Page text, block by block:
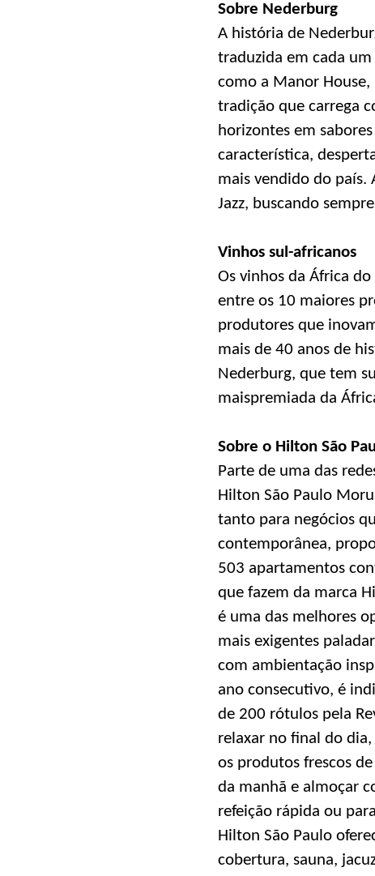
Sobre Nederburg
A história de
traduzida em cada
como a Manor
tradição que carrega
horizontes em
característica,
mais vendido do país.
Jazz, buscando
Vinhos sul-africanos
Os vinhos da África
entre os 10 maiores
produtores que
mais de 40 anos de
Nederburg, que tem
maispremiada da
Sobre o Hilton São
Parte de uma das
Hilton São Paulo
tanto para negócios
contemporânea,
503 apartamentos
que fazem da marca
é uma das melhores
mais exigentes
com ambientação
ano consecutivo, é
de 200 rótulos pela
relaxar no final do
os produtos frescos
da manhã e almoçar
refeição rápida ou
Hilton São Paulo
cobertura, sauna,